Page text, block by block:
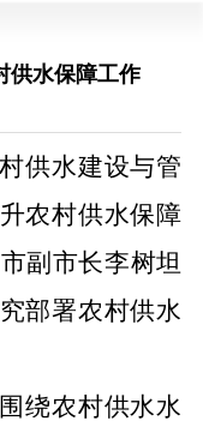
供水保障工作
供水建设与管
农村供水保障
副市长李树坦
部署农村供水
绕农村供水水